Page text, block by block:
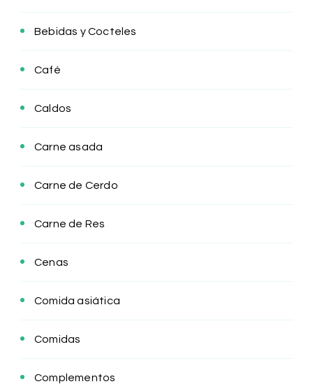
Bebidas y Cocteles
Café
Caldos
Carne asada
Carne de Cerdo
Carne de Res
Cenas
Comida asiática
Comidas
Complementos